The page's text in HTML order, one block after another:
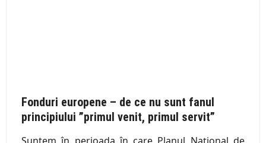
Fonduri europene – de ce nu sunt fanul
principiului ”primul venit, primul servit”